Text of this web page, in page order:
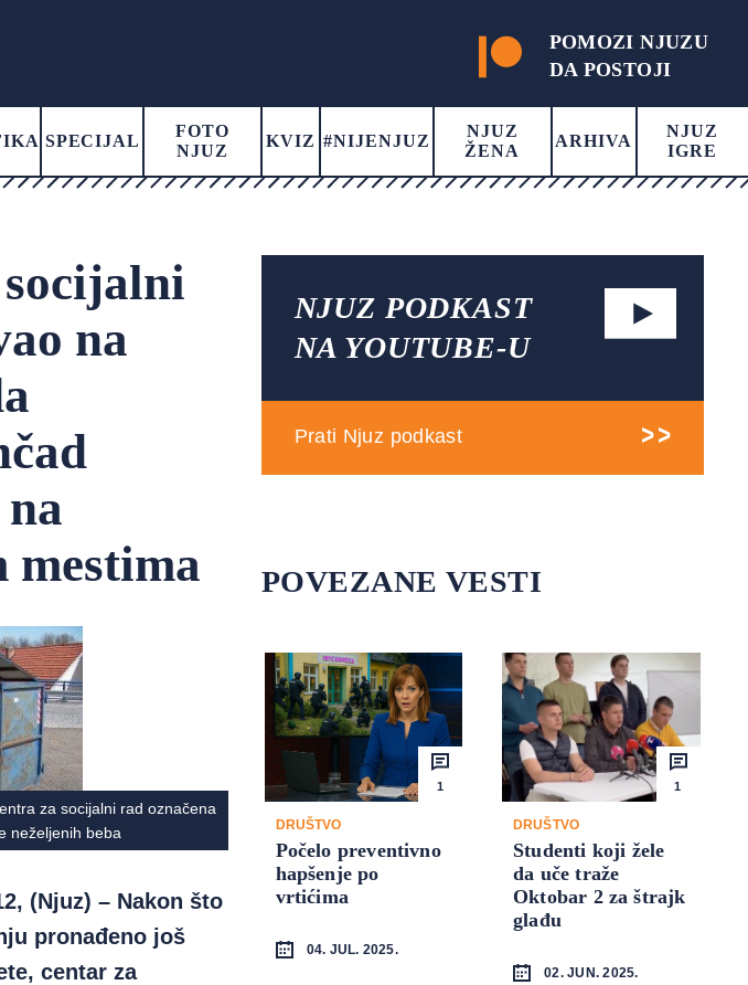
POMOZI NJUZU
DA POSTOJI
SPECIJAL
FOTO
NJUZ
KVIZ #NIJENJUZ
NJUZ
ŽENA
ARHIVA
NJUZ
IGRE
na
za socijalni rad označena
neželjenih beba
(Njuz) – Nakon što
pronađeno još
centar za
NJUZ PODKAST
NA YOUTUBE-U
Prati Njuz podkast
POVEZANE VESTI
1
DRUŠTVO
Počelo preventivno
hapšenje po
vrtićima
04. JUL. 2025.
1
DRUŠTVO
Studenti koji žele
da uče traže
Oktobar 2 za štrajk
glađu
02. JUN. 2025.